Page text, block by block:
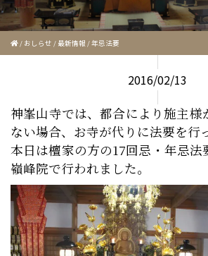
/ おしらせ / 最新情報 /年忌法要
2016/02/13
神峯山寺では、都合により施主様
ない場合、お寺が代りに法要を行
本日は檀家の方の17回忌・年忌法
嶺峰院で行われました。